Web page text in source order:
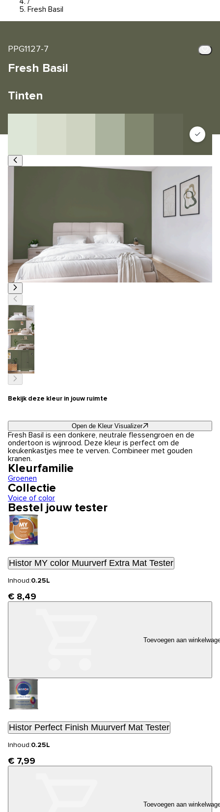
Fresh Basil
PPG1127-7
Fresh Basil
Tinten
Bekijk deze kleur in jouw ruimte
Open de Kleur Visualizer
Fresh Basil is een donkere, neutrale flessengroen en de
ondertoon is wijnrood. Deze kleur is perfect om de
keukenkastjes mee te verven. Combineer met gouden
kranen.
Kleurfamilie
Groenen
Collectie
Voice of color
Bestel jouw tester
Histor MY color Muurverf Extra Mat Tester
Inhoud:0.25L
€ 8,49
Toevoegen aan
Histor Perfect Finish Muurverf Mat Tester
Inhoud:0.25L
€ 7,99
Toevoegen aan